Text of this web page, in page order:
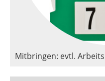
Mitbringen: evtl.